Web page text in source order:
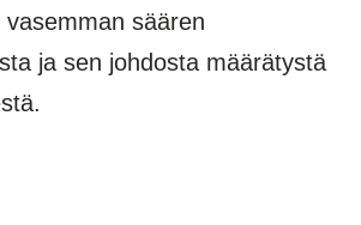
säären
ja sen johdosta määrätystä